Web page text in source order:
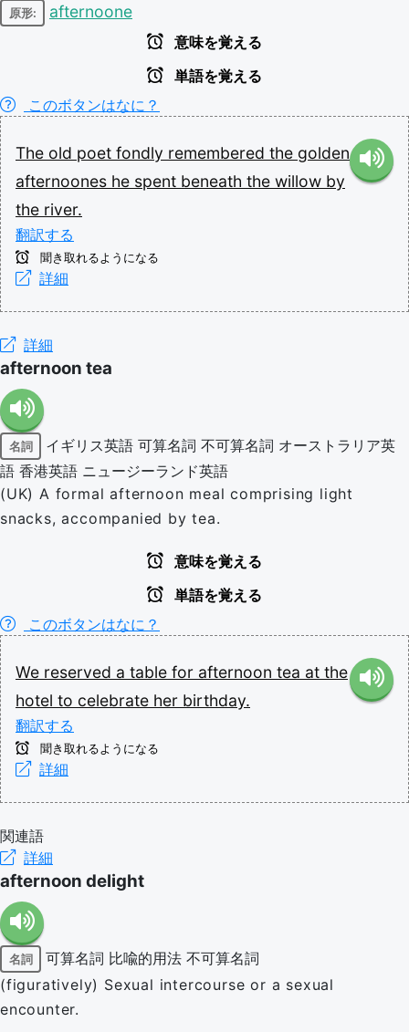
原形: afternoone
意味を覚える
単語を覚える
このボタンはなに？
The old poet fondly remembered the golden
afternoones he spent beneath the willow by
the river.
翻訳する
聞き取れるようになる
詳細
詳細
afternoon tea
名詞 イギリス英語 可算名詞 不可算名詞 オーストラリア英
語 香港英語 ニュージーランド英語
(UK) A formal afternoon meal comprising light
snacks, accompanied by tea.
意味を覚える
単語を覚える
このボタンはなに？
We reserved a table for afternoon tea at the
hotel to celebrate her birthday.
翻訳する
聞き取れるようになる
詳細
関連語
詳細
afternoon delight
名詞 可算名詞 比喩的用法 不可算名詞
(figuratively) Sexual intercourse or a sexual
encounter.